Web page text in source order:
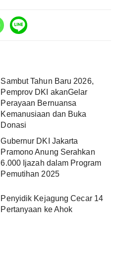
Sambut Tahun Baru 2026,
Pemprov DKI akanGelar
Perayaan Bernuansa
Kemanusiaan dan Buka
Donasi
Gubernur DKI Jakarta
Pramono Anung Serahkan
6.000 Ijazah dalam Program
Pemutihan 2025
Penyidik Kejagung Cecar 14
Pertanyaan ke Ahok